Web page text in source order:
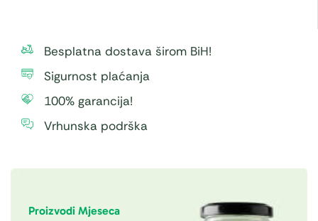
Besplatna dostava širom BiH!
Sigurnost plaćanja
100% garancija!
Vrhunska podrška
Proizvodi Mjeseca